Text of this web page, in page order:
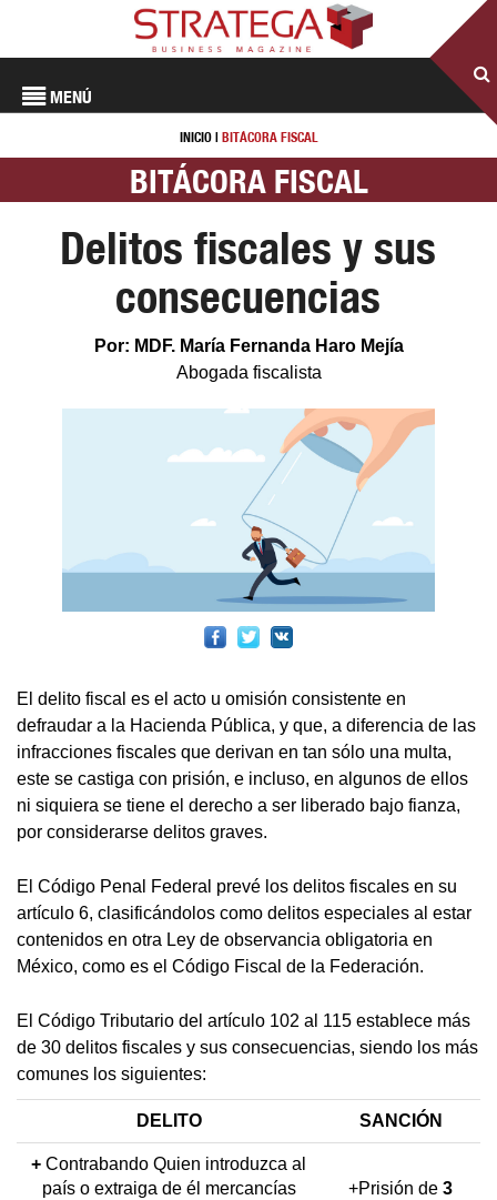
MENÚ
INICIO| BITÁCORA FISCAL
BITÁCORA FISCAL
Delitos fiscales y sus
consecuencias
Por: MDF. María Fernanda Haro Mejía
Abogada fiscalista
El delito fiscal es el acto u omisión consistente en
defraudar a la Hacienda Pública, y que, a diferencia de las
infracciones fiscales que derivan en tan sólo una multa,
este se castiga con prisión, e incluso, en algunos de ellos
ni siquiera se tiene el derecho a ser liberado bajo fianza,
por considerarse delitos graves.
El Código Penal Federal prevé los delitos fiscales en su
artículo 6, clasificándolos como delitos especiales al estar
contenidos en otra Ley de observancia obligatoria en
México, como es el Código Fiscal de la Federación.
El Código Tributario del artículo 102 al 115 establece más
de 30 delitos fiscales y sus consecuencias, siendo los más
comunes los siguientes:
DELITO SANCIÓN
+ Contrabando Quien introduzca al
país o extraiga de él mercancías
+Prisión de 3